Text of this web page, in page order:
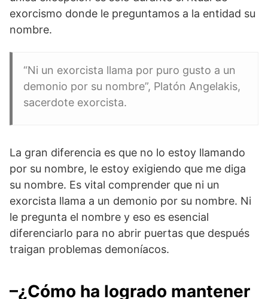
exorcismo donde le preguntamos a la entidad su
nombre.
“Ni un exorcista llama por puro gusto a un
demonio por su nombre”, Platón Angelakis,
sacerdote exorcista.
La gran diferencia es que no lo estoy llamando
por su nombre, le estoy exigiendo que me diga
su nombre. Es vital comprender que ni un
exorcista llama a un demonio por su nombre. Ni
le pregunta el nombre y eso es esencial
diferenciarlo para no abrir puertas que después
traigan problemas demoníacos.
–¿Cómo ha logrado mantener